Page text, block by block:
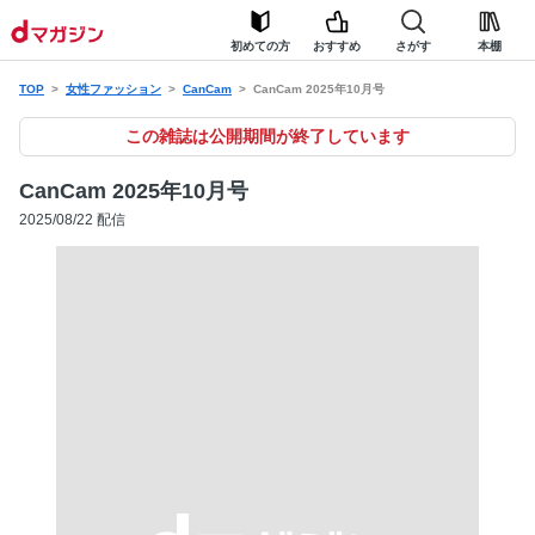
初めての方 おすすめ さがす 本棚
TOP 女性ファッション CanCam CanCam 2025年10月号
この雑誌は公開期間が終了しています
CanCam 2025年10月号
2025/08/22 配信